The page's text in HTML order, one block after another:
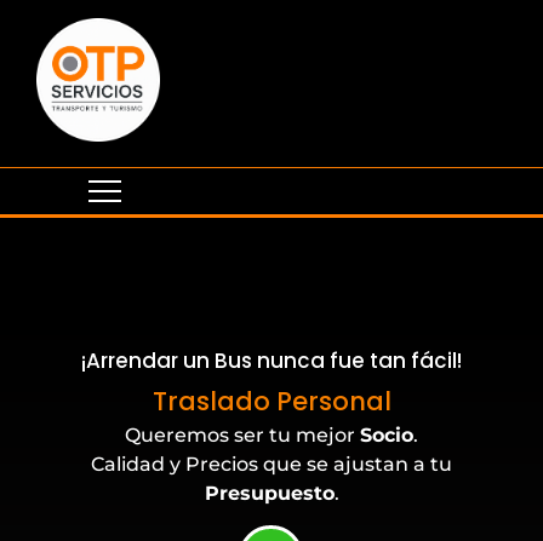
¡Arrendar un Bus nunca fue tan fácil!
Traslado Personal
Eventos Corporativos
Queremos ser tu mejor Socio.
Calidad y Precios que se ajustan a tu
Presupuesto.